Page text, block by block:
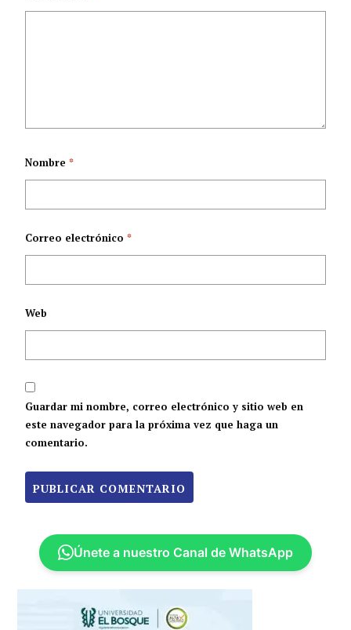
Nombre*
Correo electrónico*
Web
Guardar mi nombre, correo electrónico y sitio web en
este navegador para la próxima vez que haga un
comentario.
Únete a nuestro Canal de WhatsApp